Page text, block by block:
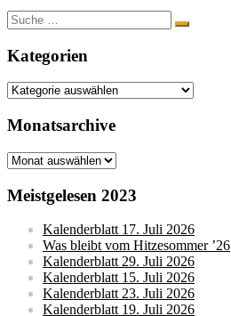
Suche
nach:
Kategorien
Kategorien
Monatsarchive
Monatsarchive
Meistgelesen 2023
Kalenderblatt 17. Juli 2026
Was bleibt vom Hitzesommer ’26
Kalenderblatt 29. Juli 2026
Kalenderblatt 15. Juli 2026
Kalenderblatt 23. Juli 2026
Kalenderblatt 19. Juli 2026